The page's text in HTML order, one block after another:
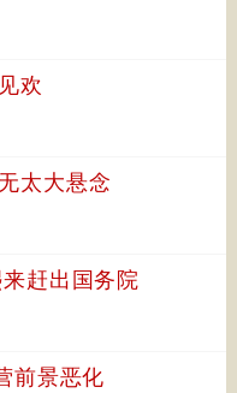
欢
太大悬念
赶出国务院
前景恶化